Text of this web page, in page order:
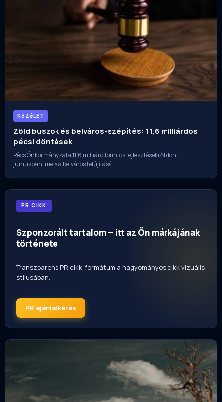
KöZéLET
Zöld buszok és belváros-szépítés: 11,6 milliárdos
pécsi döntések
Pécs Önkormányzata 11,6 milliárd forintos fejlesztésekről dönt
júniusban, mely a belváros felújításá…
PR CIKK
Szponzorált tartalom — itt az Ön márkájának
története
Transzparens PR cikk-formátum a hagyományos cikk vizuális
stílusában.
PR ajánlatkérés